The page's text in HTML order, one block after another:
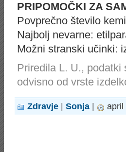
PRIPOMOČKI ZA
Povprečno število
Najbolj nevarne:
Možni stranski učinki:
Priredila L. U.,
odvisno od vrste
Zdravje Sonja april